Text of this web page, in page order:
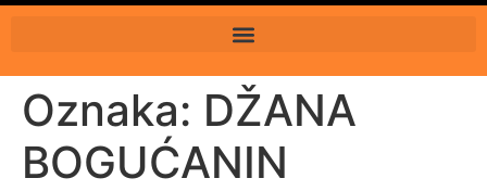
Oznaka: DŽANA
BOGUĆANIN